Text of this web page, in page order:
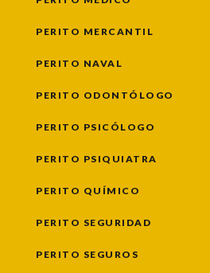
PERITO MERCANTIL
PERITO NAVAL
PERITO ODONTÓLOGO
PERITO PSICÓLOGO
PERITO PSIQUIATRA
PERITO QUÍMICO
PERITO SEGURIDAD
PERITO SEGUROS